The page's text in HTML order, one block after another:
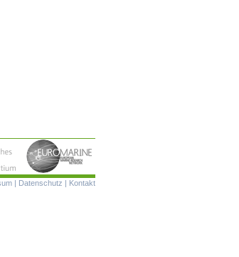
Navigation
| Datenschutz | Kontakt